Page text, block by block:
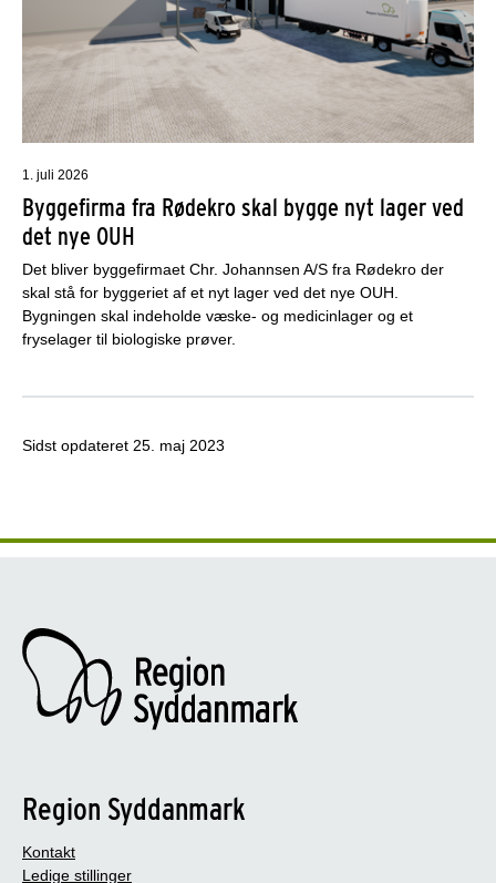
1. juli 2026
Byggefirma fra Rødekro skal bygge nyt lager ved
det nye OUH
Det bliver byggefirmaet Chr. Johannsen A/S fra Rødekro der
skal stå for byggeriet af et nyt lager ved det nye OUH.
Bygningen skal indeholde væske- og medicinlager og et
fryselager til biologiske prøver.
Sidst opdateret 25. maj 2023
Region Syddanmark
Kontakt
Ledige stillinger